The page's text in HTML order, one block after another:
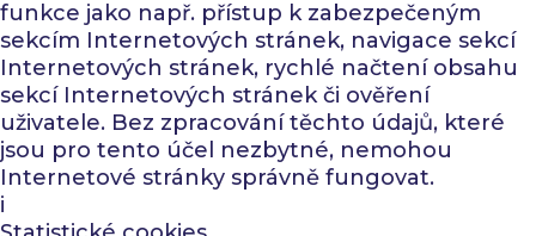
funkce jako např. přístup k zabezpečeným
sekcím Internetových stránek, navigace sekcí
Internetových stránek, rychlé načtení obsahu
sekcí Internetových stránek či ověření
uživatele. Bez zpracování těchto údajů, které
jsou pro tento účel nezbytné, nemohou
Internetové stránky správně fungovat.
i